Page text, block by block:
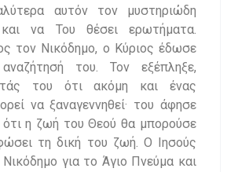
αυτόν τον μυστηριώδη
να Του θέσει ερωτήματα.
τον Νικόδημο, ο Κύριος έδωσε
του. Τον εξέπληξε,
του ότι ακόμη και ένας
να ξαναγεννηθεί· του άφησε
ότι η ζωή του Θεού θα μπορούσε
τη δική του ζωή. Ο Ιησούς
για το Άγιο Πνεύμα και